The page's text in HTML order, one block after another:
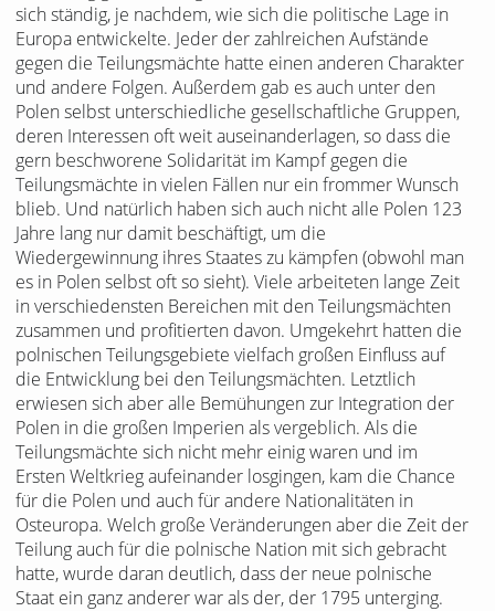
sich ständig, je nachdem, wie sich die politische Lage in
Europa entwickelte. Jeder der zahlreichen Aufstände
gegen die Teilungsmächte hatte einen anderen Charakter
und andere Folgen. Außerdem gab es auch unter den
Polen selbst unterschiedliche gesellschaftliche Gruppen,
deren Interessen oft weit auseinanderlagen, so dass die
gern beschworene Solidarität im Kampf gegen die
Teilungsmächte in vielen Fällen nur ein frommer Wunsch
blieb. Und natürlich haben sich auch nicht alle Polen 123
Jahre lang nur damit beschäftigt, um die
Wiedergewinnung ihres Staates zu kämpfen (obwohl man
es in Polen selbst oft so sieht). Viele arbeiteten lange Zeit
in verschiedensten Bereichen mit den Teilungsmächten
zusammen und profitierten davon. Umgekehrt hatten die
polnischen Teilungsgebiete vielfach großen Einfluss auf
die Entwicklung bei den Teilungsmächten. Letztlich
erwiesen sich aber alle Bemühungen zur Integration der
Polen in die großen Imperien als vergeblich. Als die
Teilungsmächte sich nicht mehr einig waren und im
Ersten Weltkrieg aufeinander losgingen, kam die Chance
für die Polen und auch für andere Nationalitäten in
Osteuropa. Welch große Veränderungen aber die Zeit der
Teilung auch für die polnische Nation mit sich gebracht
hatte, wurde daran deutlich, dass der neue polnische
Staat ein ganz anderer war als der, der 1795 unterging.